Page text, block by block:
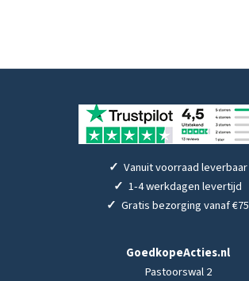
✓ Vanuit voorraad leverbaar
✓ 1-4 werkdagen levertijd
✓ Gratis bezorging vanaf €75
GoedkopeActies.nl
Pastoorswal 2